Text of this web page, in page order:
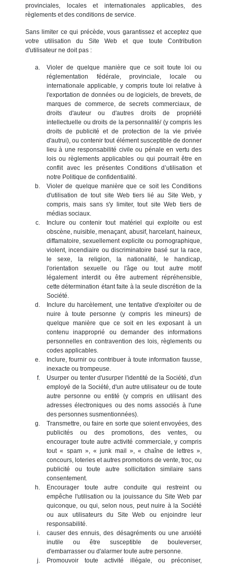
provinciales, locales et internationales applicables, des
règlements et des conditions de service.
Sans limiter ce qui précède, vous garantissez et acceptez que
votre utilisation du Site Web et que toute Contribution
d'utilisateur ne doit pas :
Violer de quelque manière que ce soit toute loi ou
réglementation fédérale, provinciale, locale ou
internationale applicable, y compris toute loi relative à
l'exportation de données ou de logiciels, de brevets, de
marques de commerce, de secrets commerciaux, de
droits d'auteur ou d'autres droits de propriété
intellectuelle ou droits de la personnalité/ (y compris les
droits de publicité et de protection de la vie privée
d'autrui), ou contenir tout élément susceptible de donner
lieu à une responsabilité civile ou pénale en vertu des
lois ou règlements applicables ou qui pourrait être en
conflit avec les présentes Conditions d’utilisation et
notre Politique de confidentialité.
Violer de quelque manière que ce soit les Conditions
d'utilisation de tout site Web tiers lié au Site Web, y
compris, mais sans s'y limiter, tout site Web tiers de
médias sociaux.
Inclure ou contenir tout matériel qui exploite ou est
obscène, nuisible, menaçant, abusif, harcelant, haineux,
diffamatoire, sexuellement explicite ou pornographique,
violent, incendiaire ou discriminatoire basé sur la race,
le sexe, la religion, la nationalité, le handicap,
l'orientation sexuelle ou l'âge ou tout autre motif
légalement interdit ou être autrement répréhensible,
cette détermination étant faite à la seule discrétion de la
Société.
Inclure du harcèlement, une tentative d'exploiter ou de
nuire à toute personne (y compris les mineurs) de
quelque manière que ce soit en les exposant à un
contenu inapproprié ou demander des informations
personnelles en contravention des lois, règlements ou
codes applicables.
Inclure, fournir ou contribuer à toute information fausse,
inexacte ou trompeuse.
Usurper ou tenter d'usurper l'identité de la Société, d'un
employé de la Société, d'un autre utilisateur ou de toute
autre personne ou entité (y compris en utilisant des
adresses électroniques ou des noms associés à l'une
des personnes susmentionnées).
Transmettre, ou faire en sorte que soient envoyées, des
publicités ou des promotions, des ventes, ou
encourager toute autre activité commerciale, y compris
tout « spam », « junk mail », « chaîne de lettres »,
concours, loteries et autres promotions de vente, troc, ou
publicité ou toute autre sollicitation similaire sans
consentement.
Encourager toute autre conduite qui restreint ou
empêche l'utilisation ou la jouissance du Site Web par
quiconque, ou qui, selon nous, peut nuire à la Société
ou aux utilisateurs du Site Web ou enjoindre leur
responsabilité.
causer des ennuis, des désagréments ou une anxiété
inutile ou être susceptible de bouleverser,
d'embarrasser ou d'alarmer toute autre personne.
Promouvoir toute activité illégale, ou préconiser,